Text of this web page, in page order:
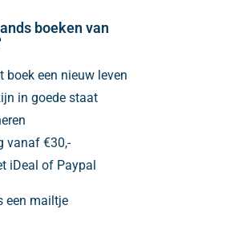
boeken van
boek een nieuw leven
in goede staat
vanaf €30,-
iDeal of Paypal
een mailtje